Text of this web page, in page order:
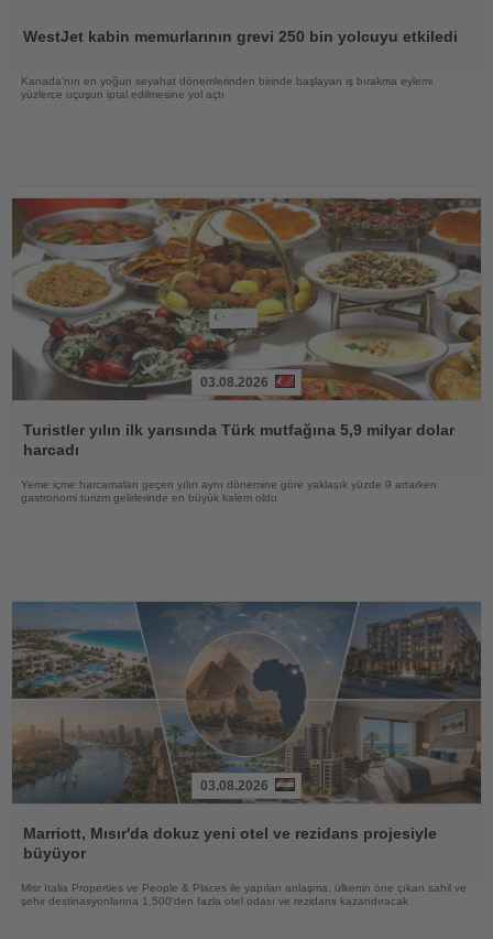
WestJet kabin memurlarının grevi 250 bin yolcuyu etkiledi
Kanada'nın en yoğun seyahat dönemlerinden birinde başlayan iş bırakma eylemi
yüzlerce uçuşun iptal edilmesine yol açtı
Oku
03.08.2026
Turistler yılın ilk yarısında Türk mutfağına 5,9 milyar dolar
harcadı
Yeme içme harcamaları geçen yılın aynı dönemine göre yaklaşık yüzde 9 artarken
gastronomi turizm gelirlerinde en büyük kalem oldu
Oku
03.08.2026
Marriott, Mısır'da dokuz yeni otel ve rezidans projesiyle
büyüyor
Misr Italia Properties ve People & Places ile yapılan anlaşma, ülkenin öne çıkan sahil ve
şehir destinasyonlarına 1.500'den fazla otel odası ve rezidans kazandıracak